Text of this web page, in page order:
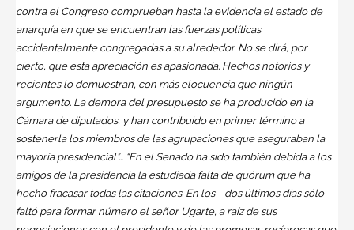
contra el Congreso comprueban hasta la evidencia el estado de
anarquía en que se encuentran las fuerzas políticas
accidentalmente congregadas a su alrededor. No se dirá, por
cierto, que esta apreciación es apasionada. Hechos notorios y
recientes lo demuestran, con más elocuencia que ningún
argumento. La demora del presupuesto se ha producido en la
Cámara de diputados, y han contribuido en primer término a
sostenerla los miembros de las agrupaciones que aseguraban la
mayoría presidencial”… “En el Senado ha sido también debida a los
amigos de la presidencia la estudiada falta de quórum que ha
hecho fracasar todas las citaciones. En los—dos últimos días sólo
faltó para formar número el señor Ugarte, a raíz de sus